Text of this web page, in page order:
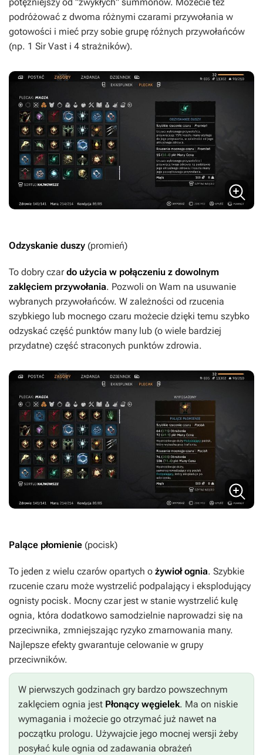
podróżować z dwoma różnymi czarami przywołania w
gotowości i mieć przy sobie grupę różnych przywołańców
(np. 1 Sir Vast i 4 strażników).
Odzyskanie duszy (promień)
To dobry czardo użycia w połączeniu z dowolnym
zaklęciem przywołania. Pozwoli on Wam na usuwanie
wybranych przywołańców. W zależności od rzucenia
szybkiego lub mocnego czaru możecie dzięki temu szybko
odzyskać część punktów many lub (o wiele bardziej
przydatne) część straconych punktów zdrowia.
Palące płomienie (pocisk)
To jeden z wielu czarów opartych o żywioł ognia. Szybkie
rzucenie czaru może wystrzelić podpalający i eksplodujący
ognisty pocisk. Mocny czar jest w stanie wystrzelić kulę
ognia, która dodatkowo samodzielnie naprowadzi się na
przeciwnika, zmniejszając ryzyko zmarnowania many.
Najlepsze efekty gwarantuje celowanie w grupy
przeciwników.
W pierwszych godzinach gry bardzo powszechnym
zaklęciem ognia jest Płonący węgielek. Ma on niskie
wymagania i możecie go otrzymać już nawet na
początku prologu. Używajcie jego mocnej wersji żeby
posyłać kule ognia od zadawania obrażeń